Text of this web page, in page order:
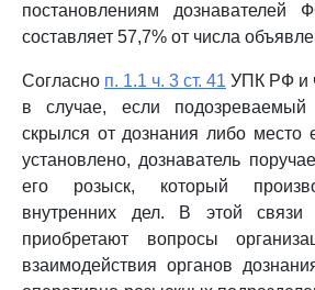
постановлениям дознавателей
составляет 57,7% от числа
Согласно п. 1.1 ч. 3 ст. 41 УПК РФ и
в случае, если
скрылся от дознания либо место
установлено, дознаватель
его розыск, который
внутренних дел. В этой связи
приобретают вопросы
взаимодействия органов